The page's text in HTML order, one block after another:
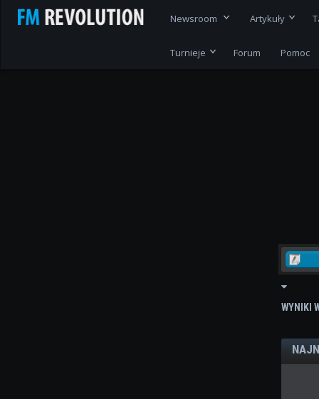
Newsroom Artykuły
Turnieje Forum Pomoc
WYNIKI